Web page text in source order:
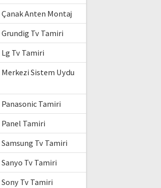
Anten Montaj
Tv Tamiri
Tv Tamiri
Sistem Uydu
Tamiri
Tamiri
Tv Tamiri
Tv Tamiri
Tv Tamiri